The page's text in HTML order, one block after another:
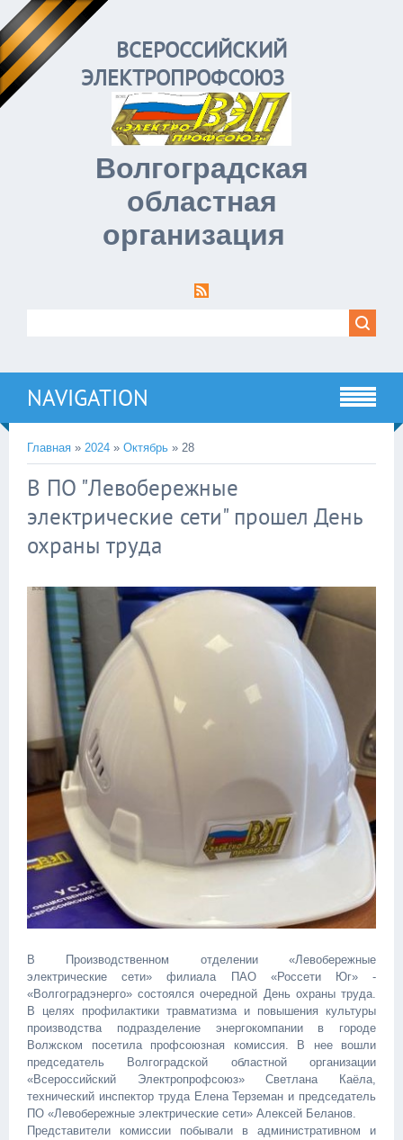
ВСЕРОССИЙСКИЙ
ЭЛЕКТРОПРОФСОЮЗ
Волгоградская
областная
организация
NAVIGATION
Главная » 2024 » Октябрь » 28
В ПО "Левобережные
электрические сети" прошел День
охраны труда
В Производственном отделении «Левобережные
электрические сети» филиала ПАО «Россети Юг» -
«Волгоградэнерго» состоялся очередной День охраны труда.
В целях профилактики травматизма и повышения культуры
производства подразделение энергокомпании в городе
Волжском посетила профсоюзная комиссия. В нее вошли
председатель Волгоградской областной организации
«Всероссийский Электропрофсоюз» Светлана Каёла,
технический инспектор труда Елена Терземан и председатель
ПО «Левобережные электрические сети» Алексей Беланов.
Представители комиссии побывали в административном и